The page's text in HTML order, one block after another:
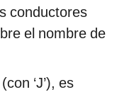
conductores
el nombre de
‘J’), es